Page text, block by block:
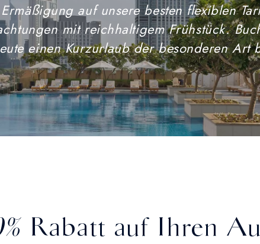
auf unsere besten flexiblen
mit reichhaltigem Frühstück.
einen Kurzurlaub der besonderen Art
Rabatt auf Ihren